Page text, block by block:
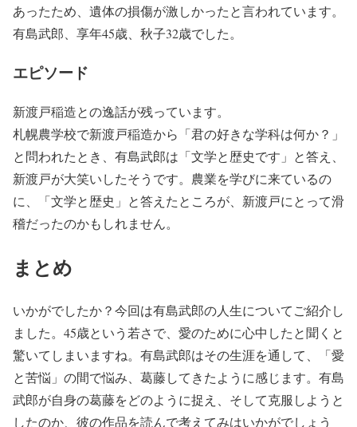
あったため、遺体の損傷が激しかったと言われています。
有島武郎、享年45歳、秋子32歳でした。
エピソード
新渡戸稲造との逸話が残っています。
札幌農学校で新渡戸稲造から「君の好きな学科は何か？」
と問われたとき、有島武郎は「文学と歴史です」と答え、
新渡戸が大笑いしたそうです。農業を学びに来ているの
に、「文学と歴史」と答えたところが、新渡戸にとって滑
稽だったのかもしれません。
まとめ
いかがでしたか？今回は有島武郎の人生についてご紹介し
ました。45歳という若さで、愛のために心中したと聞くと
驚いてしまいますね。有島武郎はその生涯を通して、「愛
と苦悩」の間で悩み、葛藤してきたように感じます。有島
武郎が自身の葛藤をどのように捉え、そして克服しようと
したのか、彼の作品を読んで考えてみはいかがでしょう